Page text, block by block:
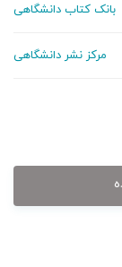
بانک کتاب دانشگاهی
مرکز نشر دانشگاهی